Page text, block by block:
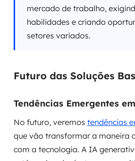
mercado de trabalho,
habilidades e criando
setores variados.
Futuro das Soluções
Tendências Emergentes
No futuro, veremos tendências
que vão transformar a maneira
com a tecnologia. A IA